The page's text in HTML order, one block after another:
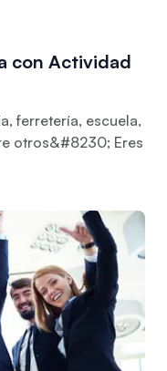
con Actividad
ferretería, escuela,
otros&#8230; Eres